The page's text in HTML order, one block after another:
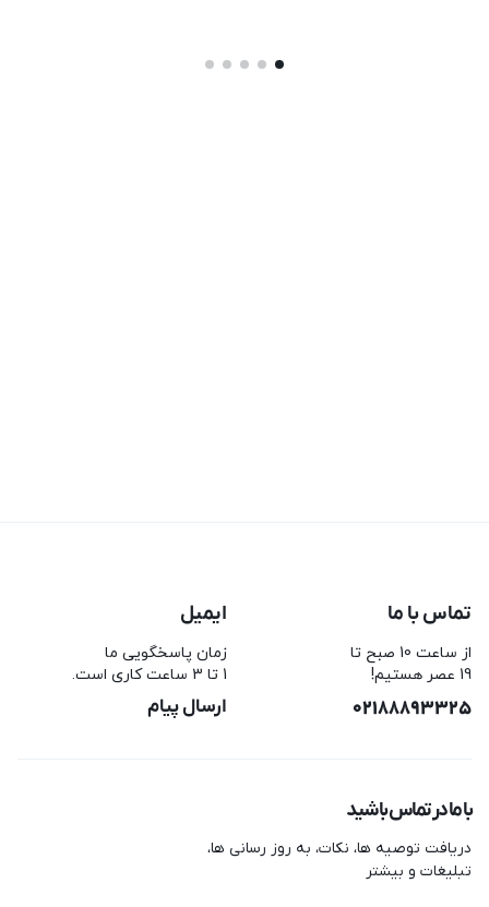
تماس با ما
از ساعت 10 صبح تا
19 عصر هستیم!
02188893325
ایمیل
زمان پاسخگویی ما
1 تا 3 ساعت کاری است.
ارسال پیام
با ما در تماس باشید
دریافت توصیه ها، نکات، به روز رسانی ها،
تبلیغات و بیشتر